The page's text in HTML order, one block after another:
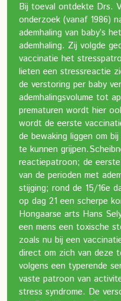
Bij toeval ontdekte Drs.
onderzoek (vanaf 1986)
ademhaling van baby’s
ademhaling. Zij volgde
vaccinatie het
lieten een stressreactie
de verstoring per baby
ademhalingsvolume tot
prematuren wordt hier
wordt de eerste
de bewaking liggen om
te kunnen grijpen.
reactiepatroon; de
van de perioden met
stijging; rond de 15/16e
op dag 21 een scherpe
Hongaarse arts Hans
een mens een toxische
zoals nu bij een
direct om zich van deze
volgens een typerende
vaste patroon van
stress syndrome. De